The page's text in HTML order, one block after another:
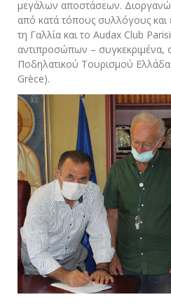
μεγάλων αποστάσεων.
από κατά τόπους συλλόγους και
τη Γαλλία και το Audax Club
αντιπροσώπων – συγκεκριμένα,
Ποδηλατικού Τουρισμού
Grèce).